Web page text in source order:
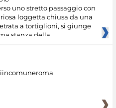
uno stretto passaggio con
loggetta chiusa da una
a tortiglioni, si giunge
stanza della